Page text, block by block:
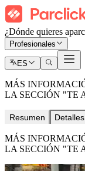
¿Dónde quieres
Profesionales
ES
MÁS
LA SECCIÓN "TE
Resumen Detalles
MÁS
LA SECCIÓN "TE